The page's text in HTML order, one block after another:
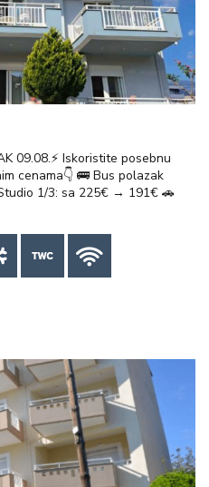
09.08.⚡ Iskoristite posebnu
cenama👇 🚌 Bus polazak
1/3: sa 225€ → 191€ 🚗